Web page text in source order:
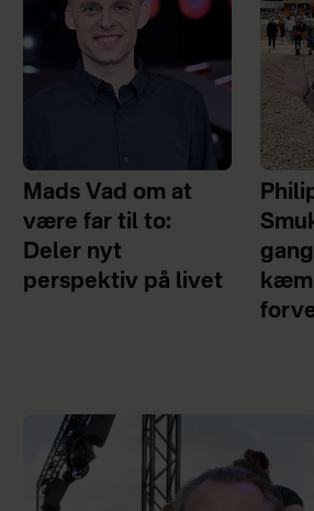
Mads Vad om at
være far til to:
Deler nyt
perspektiv på livet